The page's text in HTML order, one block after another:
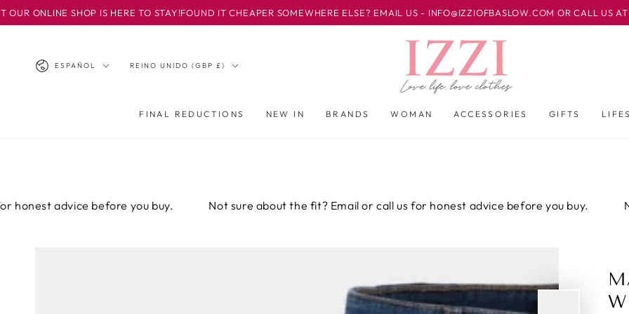
IR AL
CONTENIDO
IS HERE TO STAY!FOUND IT CHEAPER SOMEWHERE ELSE? EMAIL US - INFO@IZZIOFBASLOW.COM OR CALL US AT 01246
IdiomaESPAÑOL País/región
REINO UNIDO (GBP £)
FINAL REDUCTIONS NEW IN BRANDS WOMAN ACCESSORIES GIFTS
before you buy. Not sure about the fit? Email or call us for honest advice before you buy. Not sure